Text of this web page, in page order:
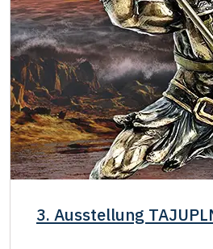
3. Ausstellung